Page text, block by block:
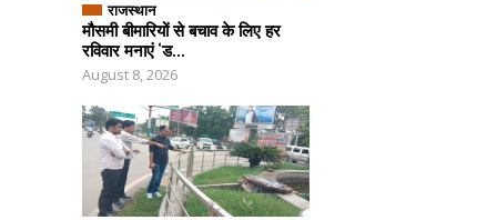
राजस्थान
मौसमी बीमारियों से बचाव के लिए हर
रविवार मनाएं ‘ड...
August 8, 2026